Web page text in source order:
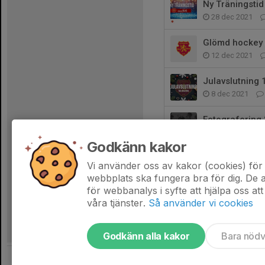
Ny Träningstid
28 dec 2021
Glömd
12 dec 2021
Julavslutning
8 dec 2021
Fotografering
21 nov 2021
Godkänn kakor
Vi använder oss av kakor (cookies)
webbplats ska fungera bra för dig. De
för webbanalys i syfte att hjälpa oss
våra tjänster. Så använder vi cookies
Godkänn alla kakor Bara